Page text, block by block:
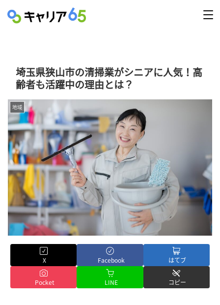
埼玉県狭山市の清掃業がシニアに人気！高
齢者も活躍中の理由とは？
地域
X Facebook はてブ
Pocket LINE コピー